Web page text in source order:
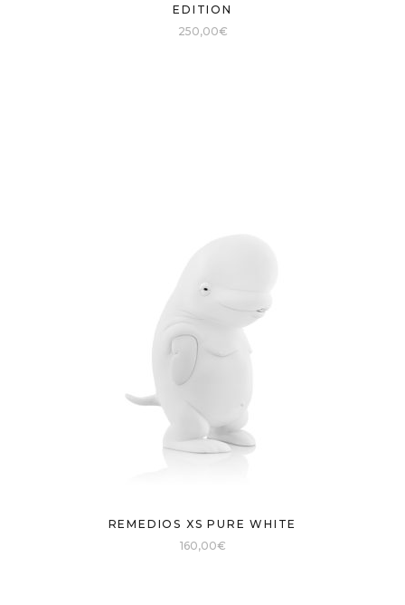
EDITION
250,00€
REMEDIOS XS PURE WHITE
160,00€